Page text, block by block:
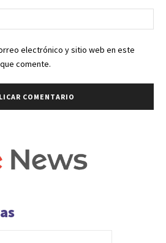
electrónico y sitio web en este
comente.